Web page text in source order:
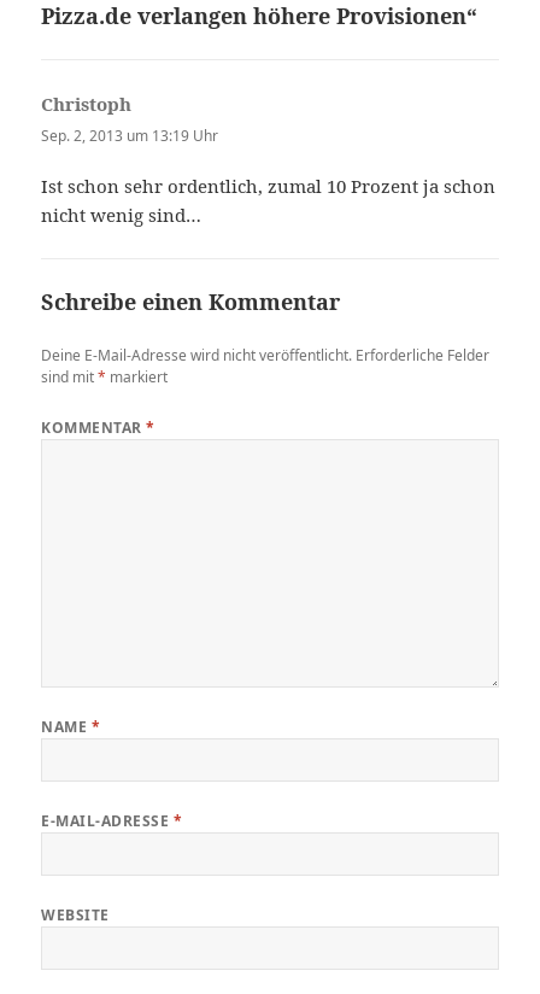
Pizza.de verlangen höhere Provisionen“
Christoph
Sep. 2, 2013 um 13:19 Uhr
Ist schon sehr ordentlich, zumal 10 Prozent ja schon
nicht wenig sind…
Schreibe einen Kommentar
Deine E-Mail-Adresse wird nicht veröffentlicht. Erforderliche Felder
sind mit* markiert
KOMMENTAR*
NAME *
E-MAIL-ADRESSE *
WEBSITE